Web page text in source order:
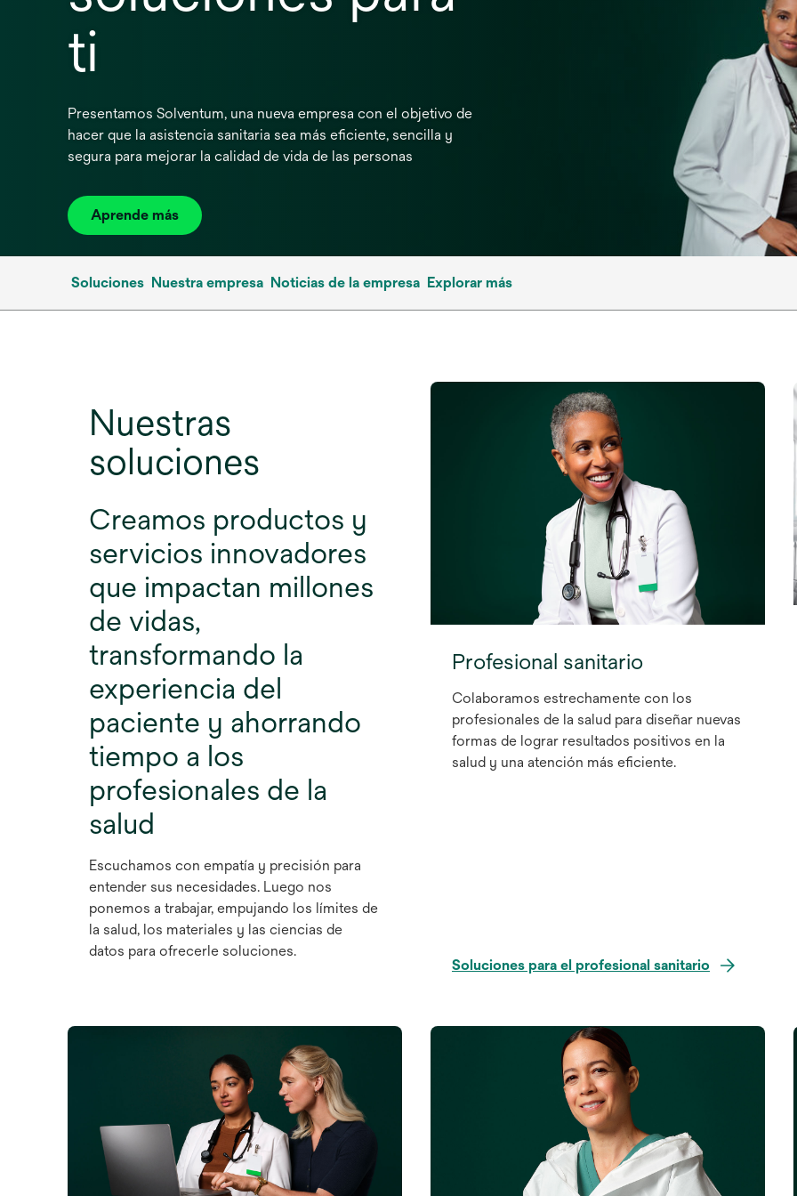
ti
Presentamos Solventum, una nueva empresa con el objetivo de
hacer que la asistencia sanitaria sea más eficiente, sencilla y
segura para mejorar la calidad de vida de las personas
Aprende más
Soluciones Nuestra empresa Noticias de la empresa Explorar más
Nuestras
soluciones
Creamos productos y
servicios innovadores
que impactan millones
de vidas,
transformando la
experiencia del
paciente y ahorrando
tiempo a los
profesionales de la
salud
Escuchamos con empatía y precisión para
entender sus necesidades. Luego nos
ponemos a trabajar, empujando los límites de
la salud, los materiales y las ciencias de
datos para ofrecerle soluciones.
Profesional sanitario
Colaboramos estrechamente con los
profesionales de la salud para diseñar nuevas
formas de lograr resultados positivos en la
salud y una atención más eficiente.
Soluciones para el profesional sanitario